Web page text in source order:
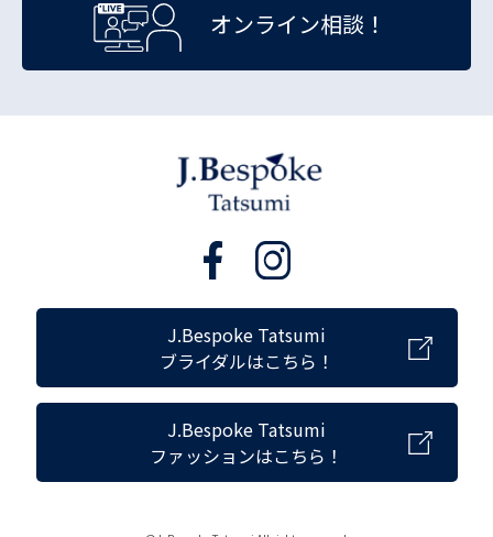
オンライン相談！
J.Bespoke Tatsumi
ブライダルはこちら！
J.Bespoke Tatsumi
ファッションはこちら！